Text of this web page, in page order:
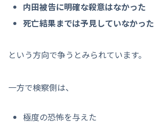
内田被告に明確な殺意はなかった
死亡結果までは予見していなかった
という方向で争うとみられています。
一方で検察側は、
極度の恐怖を与えた